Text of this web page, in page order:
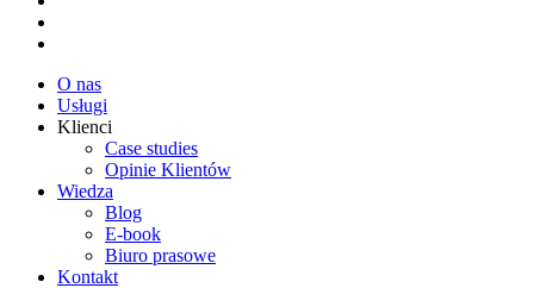
O nas
Usługi
Klienci
Case studies
Opinie Klientów
Wiedza
Blog
E-book
Biuro prasowe
Kontakt